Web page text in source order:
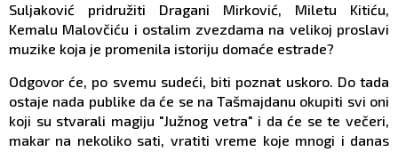
Suljaković pridružiti Dragani Mirković, Miletu Kitiću,
Kemalu Malovčiću i ostalim zvezdama na velikoj proslavi
muzike koja je promenila istoriju domaće estrade?
Odgovor će, po svemu sudeći, biti poznat uskoro. Do tada
ostaje nada publike da će se na Tašmajdanu okupiti svi oni
koji su stvarali magiju "Južnog vetra" i da će se te večeri,
makar na nekoliko sati, vratiti vreme koje mnogi i danas